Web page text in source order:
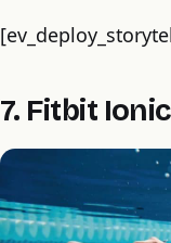
7. Fitbit Ionic